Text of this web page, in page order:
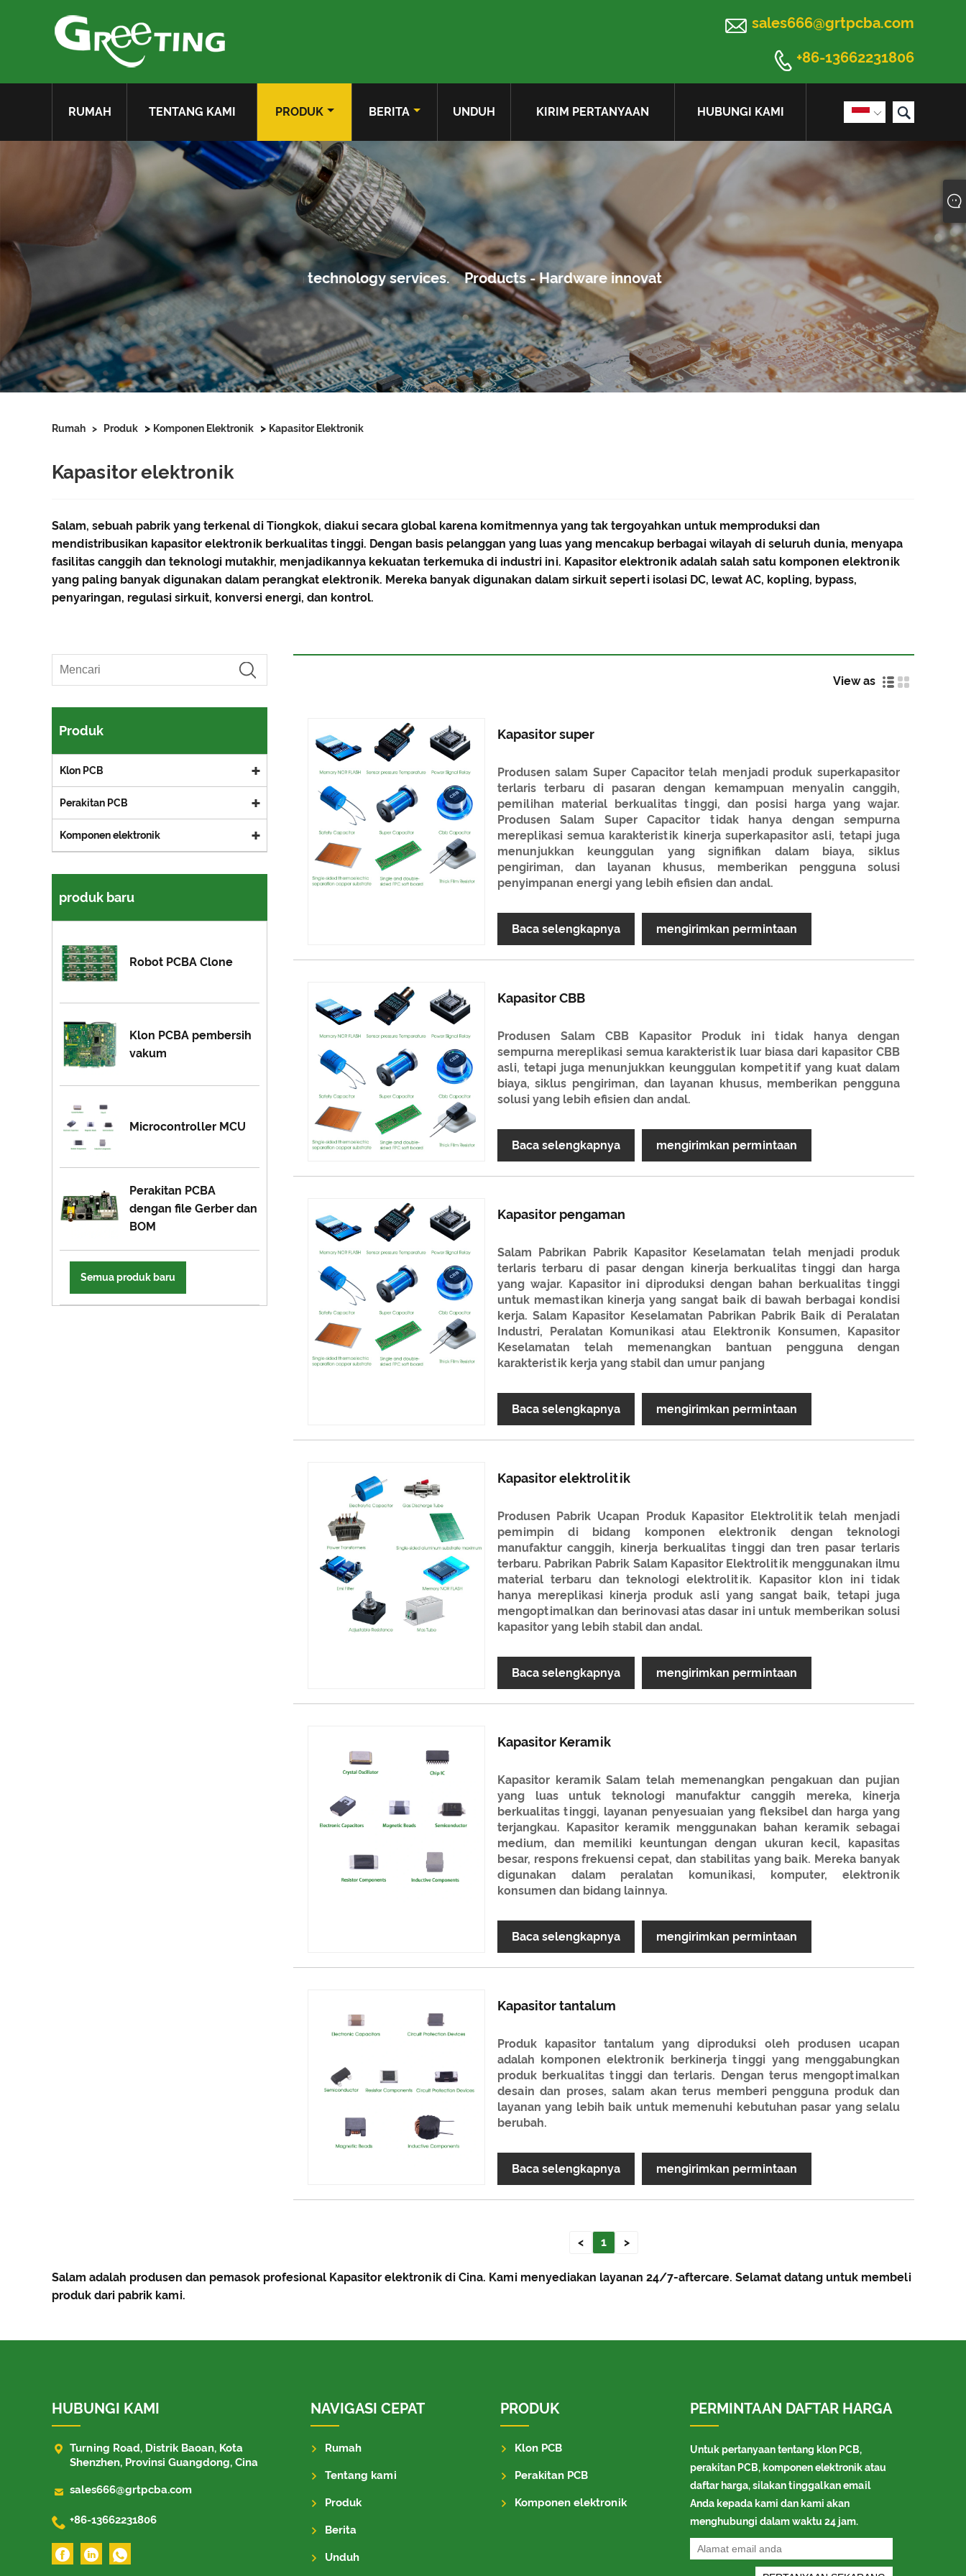
 sales666@grtpcba.com
 +86-13662231806
 
RUMAH TENTANG KAMI PRODUK BERITA UNDUH KIRIM PERTANYAAN HUBUNGI KAMI
Rumah > Produk > Komponen Elektronik > Kapasitor Elektronik
Kapasitor elektronik
Salam, sebuah pabrik yang terkenal di Tiongkok, diakui secara global karena komitmennya yang tak tergoyahkan untuk memproduksi dan
mendistribusikan kapasitor elektronik berkualitas tinggi. Dengan basis pelanggan yang luas yang mencakup berbagai wilayah di seluruh dunia, menyapa
fasilitas canggih dan teknologi mutakhir, menjadikannya kekuatan terkemuka di industri ini. Kapasitor elektronik adalah salah satu komponen elektronik
yang paling banyak digunakan dalam perangkat elektronik. Mereka banyak digunakan dalam sirkuit seperti isolasi DC, lewat AC, kopling, bypass,
penyaringan, regulasi sirkuit, konversi energi, dan kontrol.
Produk
Klon PCB
Perakitan PCB
Komponen elektronik
produk baru
Robot PCBA Clone
Klon PCBA pembersih
vakum
Microcontroller MCU
Perakitan PCBA
dengan file Gerber dan
BOM
Semua produk baru
View as
Kapasitor super
Produsen salam Super Capacitor telah menjadi produk superkapasitor
terlaris terbaru di pasaran dengan kemampuan menyalin canggih,
pemilihan material berkualitas tinggi, dan posisi harga yang wajar.
Produsen Salam Super Capacitor tidak hanya dengan sempurna
mereplikasi semua karakteristik kinerja superkapasitor asli, tetapi juga
menunjukkan keunggulan yang signifikan dalam biaya, siklus
pengiriman, dan layanan khusus, memberikan pengguna solusi
penyimpanan energi yang lebih efisien dan andal.
Baca selengkapnya mengirimkan permintaan
Kapasitor CBB
Produsen Salam CBB Kapasitor Produk ini tidak hanya dengan
sempurna mereplikasi semua karakteristik luar biasa dari kapasitor CBB
asli, tetapi juga menunjukkan keunggulan kompetitif yang kuat dalam
biaya, siklus pengiriman, dan layanan khusus, memberikan pengguna
solusi yang lebih efisien dan andal.
Baca selengkapnya mengirimkan permintaan
Kapasitor pengaman
Salam Pabrikan Pabrik Kapasitor Keselamatan telah menjadi produk
terlaris terbaru di pasar dengan kinerja berkualitas tinggi dan harga
yang wajar. Kapasitor ini diproduksi dengan bahan berkualitas tinggi
untuk memastikan kinerja yang sangat baik di bawah berbagai kondisi
kerja. Salam Kapasitor Keselamatan Pabrikan Pabrik Baik di Peralatan
Industri, Peralatan Komunikasi atau Elektronik Konsumen, Kapasitor
Keselamatan telah memenangkan bantuan pengguna dengan
karakteristik kerja yang stabil dan umur panjang
Baca selengkapnya mengirimkan permintaan
Kapasitor elektrolitik
Produsen Pabrik Ucapan Produk Kapasitor Elektrolitik telah menjadi
pemimpin di bidang komponen elektronik dengan teknologi
manufaktur canggih, kinerja berkualitas tinggi dan tren pasar terlaris
terbaru. Pabrikan Pabrik Salam Kapasitor Elektrolitik menggunakan ilmu
material terbaru dan teknologi elektrolitik. Kapasitor klon ini tidak
hanya mereplikasi kinerja produk asli yang sangat baik, tetapi juga
mengoptimalkan dan berinovasi atas dasar ini untuk memberikan solusi
kapasitor yang lebih stabil dan andal.
Baca selengkapnya mengirimkan permintaan
Kapasitor Keramik
Kapasitor keramik Salam telah memenangkan pengakuan dan pujian
yang luas untuk teknologi manufaktur canggih mereka, kinerja
berkualitas tinggi, layanan penyesuaian yang fleksibel dan harga yang
terjangkau. Kapasitor keramik menggunakan bahan keramik sebagai
medium, dan memiliki keuntungan dengan ukuran kecil, kapasitas
besar, respons frekuensi cepat, dan stabilitas yang baik. Mereka banyak
digunakan dalam peralatan komunikasi, komputer, elektronik
konsumen dan bidang lainnya.
Baca selengkapnya mengirimkan permintaan
Kapasitor tantalum
Produk kapasitor tantalum yang diproduksi oleh produsen ucapan
adalah komponen elektronik berkinerja tinggi yang menggabungkan
produk berkualitas tinggi dan terlaris. Dengan terus mengoptimalkan
desain dan proses, salam akan terus memberi pengguna produk dan
layanan yang lebih baik untuk memenuhi kebutuhan pasar yang selalu
berubah.
Baca selengkapnya mengirimkan permintaan
< 1 >
Salam adalah produsen dan pemasok profesional Kapasitor elektronik di Cina. Kami menyediakan layanan 24/7-aftercare. Selamat datang untuk membeli
produk dari pabrik kami.
HUBUNGI KAMI
 Turning Road, Distrik Baoan, Kota
Shenzhen, Provinsi Guangdong, Cina
 sales666@grtpcba.com
 +86-13662231806
NAVIGASI CEPAT
Rumah
Tentang kami
Produk
Berita
Unduh
PRODUK
Klon PCB
Perakitan PCB
Komponen elektronik
PERMINTAAN DAFTAR HARGA
Untuk pertanyaan tentang klon PCB,
perakitan PCB, komponen elektronik atau
daftar harga, silakan tinggalkan email
Anda kepada kami dan kami akan
menghubungi dalam waktu 24 jam.